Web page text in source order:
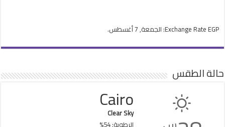
Exchange Rate EGP : الجمعة, 7 أغسطس.
حالة الطقس
Cairo
Clear Sky
الرطوبة: 54%